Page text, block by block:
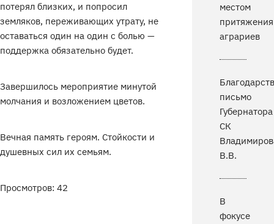
потерял близких, и попросил
земляков, переживающих утрату, не
оставаться один на один с болью —
поддержка обязательно будет.
Завершилось мероприятие минутой
молчания и возложением цветов.
Вечная память героям. Стойкости и
душевных сил их семьям.
Просмотров: 42
местом
притяжения
аграриев
письмо
Губернатора
СК
В.В.
В
фокусе